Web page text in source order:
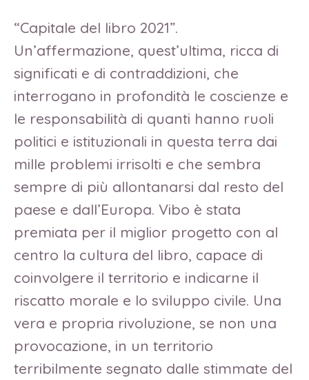
“Capitale del libro 2021”.
Un’affermazione, quest’ultima, ricca di
significati e di contraddizioni, che
interrogano in profondità le coscienze e
le responsabilità di quanti hanno ruoli
politici e istituzionali in questa terra dai
mille problemi irrisolti e che sembra
sempre di più allontanarsi dal resto del
paese e dall’Europa. Vibo è stata
premiata per il miglior progetto con al
centro la cultura del libro, capace di
coinvolgere il territorio e indicarne il
riscatto morale e lo sviluppo civile. Una
vera e propria rivoluzione, se non una
provocazione, in un territorio
terribilmente segnato dalle stimmate del